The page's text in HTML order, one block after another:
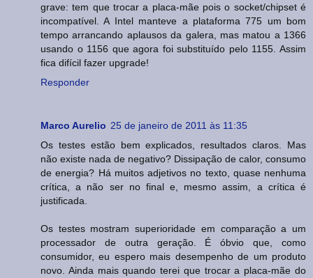
grave: tem que trocar a placa-mãe pois o socket/chipset é
incompatível. A Intel manteve a plataforma 775 um bom
tempo arrancando aplausos da galera, mas matou a 1366
usando o 1156 que agora foi substituído pelo 1155. Assim
fica difícil fazer upgrade!
Responder
Marco Aurelio 25 de janeiro de 2011 às 11:35
Os testes estão bem explicados, resultados claros. Mas
não existe nada de negativo? Dissipação de calor, consumo
de energia? Há muitos adjetivos no texto, quase nenhuma
crítica, a não ser no final e, mesmo assim, a crítica é
justificada.
Os testes mostram superioridade em comparação a um
processador de outra geração. É óbvio que, como
consumidor, eu espero mais desempenho de um produto
novo. Ainda mais quando terei que trocar a placa-mãe do